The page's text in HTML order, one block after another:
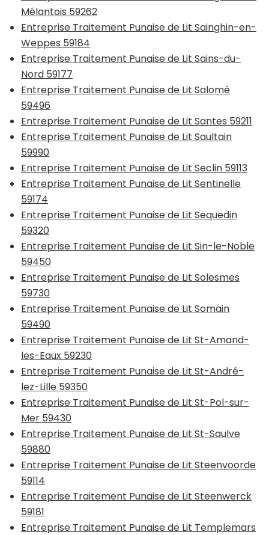
Mélantois 59262
Entreprise Traitement Punaise de Lit Sainghin-en-
Weppes 59184
Entreprise Traitement Punaise de Lit Sains-du-
Nord 59177
Entreprise Traitement Punaise de Lit Salomé
59496
Entreprise Traitement Punaise de Lit Santes 59211
Entreprise Traitement Punaise de Lit Saultain
59990
Entreprise Traitement Punaise de Lit Seclin 59113
Entreprise Traitement Punaise de Lit Sentinelle
59174
Entreprise Traitement Punaise de Lit Sequedin
59320
Entreprise Traitement Punaise de Lit Sin-le-Noble
59450
Entreprise Traitement Punaise de Lit Solesmes
59730
Entreprise Traitement Punaise de Lit Somain
59490
Entreprise Traitement Punaise de Lit St-Amand-
les-Eaux 59230
Entreprise Traitement Punaise de Lit St-André-
lez-Lille 59350
Entreprise Traitement Punaise de Lit St-Pol-sur-
Mer 59430
Entreprise Traitement Punaise de Lit St-Saulve
59880
Entreprise Traitement Punaise de Lit Steenvoorde
59114
Entreprise Traitement Punaise de Lit Steenwerck
59181
Entreprise Traitement Punaise de Lit Templemars